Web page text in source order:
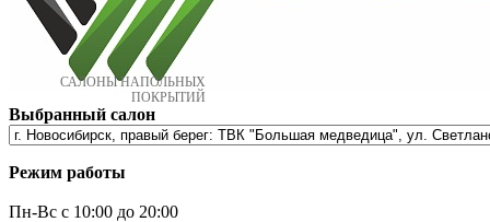
САЛОНЫ НАПОЛЬНЫХ
ПОКРЫТИЙ
Выбранный салон
Режим работы
Пн-Вс с 10:00 до 20:00